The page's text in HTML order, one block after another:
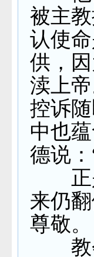
被主
认使
供，
渎上
控诉
中也
德说
正是
来仍
尊敬。
教会